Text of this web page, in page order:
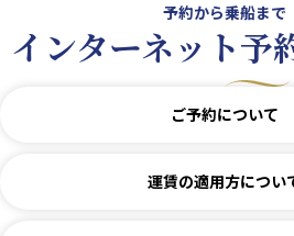
予約から乗船まで
インターネット予
ご予約について
運賃の適用方につい